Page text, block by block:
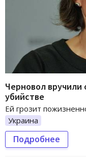
Черновол
убийстве
Ей грозит
Украина
Подробнее